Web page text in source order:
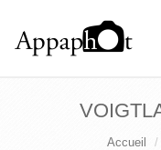
Accueil